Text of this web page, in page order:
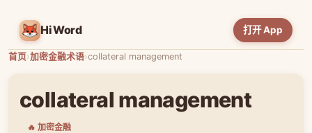
HiWord 打开 App
首页›加密金融术语›collateral management
collateral management
🔥 加密金融